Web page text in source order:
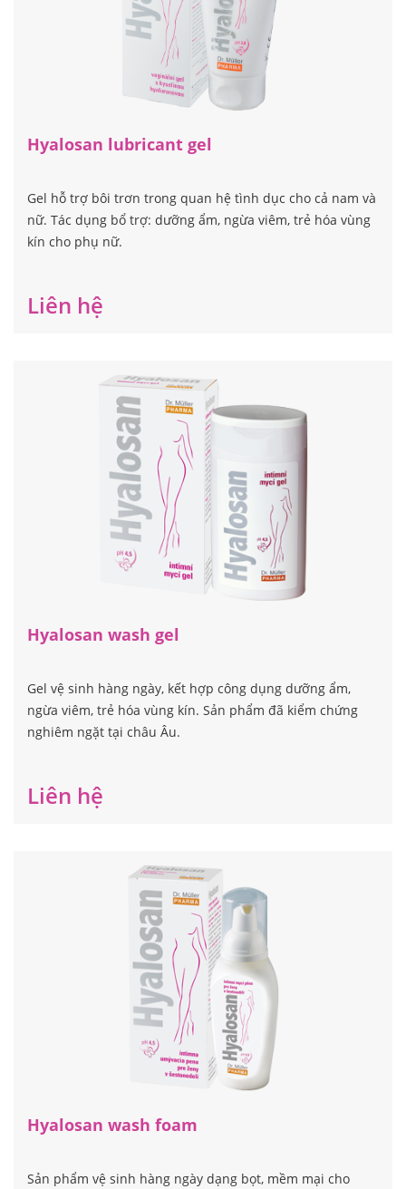
Hyalosan lubricant gel
Gel hỗ trợ bôi trơn trong quan hệ tình dục cho cả nam và
nữ. Tác dụng bổ trợ: dưỡng ẩm, ngừa viêm, trẻ hóa vùng
kín cho phụ nữ.
Liên hệ
Hyalosan wash gel
Gel vệ sinh hàng ngày, kết hợp công dụng dưỡng ẩm,
ngừa viêm, trẻ hóa vùng kín. Sản phẩm đã kiểm chứng
nghiêm ngặt tại châu Âu.
Liên hệ
Hyalosan wash foam
Sản phẩm vệ sinh hàng ngày dạng bọt, mềm mại cho